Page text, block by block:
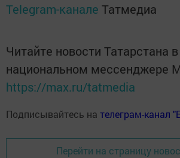
Telegram-канале Татмедиа
Читайте новости Татарстана в
национальном мессенджере
https://max.ru/tatmedia
Подписывайтесь на телеграм-канал
Перейти на страницу